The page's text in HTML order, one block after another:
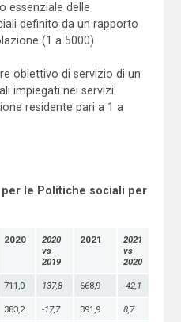
essenziale delle
definito da un rapporto
(1 a 5000)
obiettivo di servizio di un
impiegati nei servizi
residente pari a 1 a
per le Politiche sociali per
2020
2020
vs
2019
2021
2021
vs
2020
711,0 137,8 668,9 -42,1
383,2 -17,7 391,9 8,7